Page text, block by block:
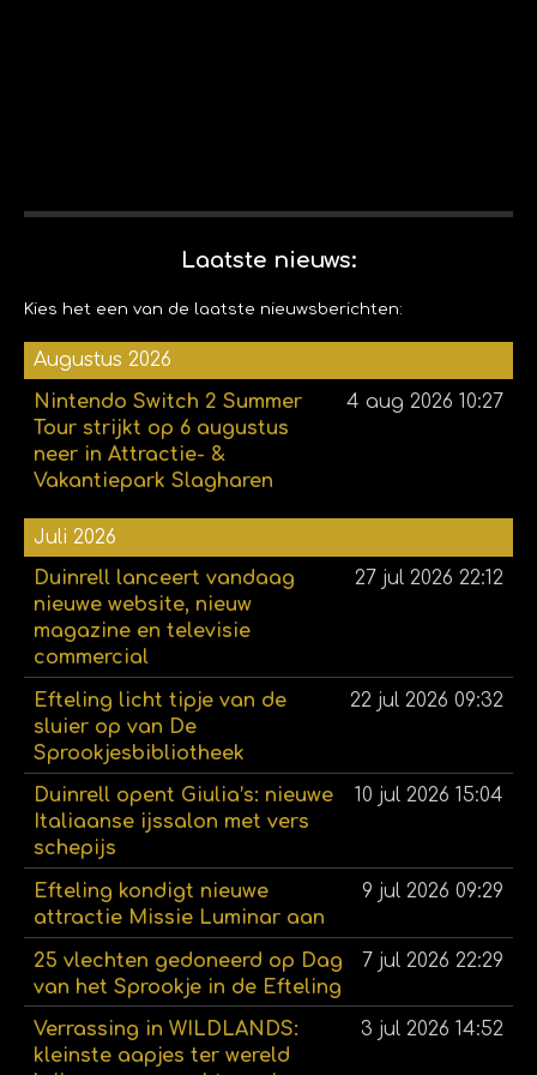
Laatste nieuws:
Kies het een van de laatste nieuwsberichten:
Augustus 2026
Nintendo Switch 2 Summer
Tour strijkt op 6 augustus
neer in Attractie- &
Vakantiepark Slagharen
4 aug 2026 10:27
Juli 2026
Duinrell lanceert vandaag
nieuwe website, nieuw
magazine en televisie
commercial
27 jul 2026 22:12
Efteling licht tipje van de
sluier op van De
Sprookjesbibliotheek
22 jul 2026 09:32
Duinrell opent Giulia’s: nieuwe
Italiaanse ijssalon met vers
schepijs
10 jul 2026 15:04
Efteling kondigt nieuwe
attractie Missie Luminar aan
9 jul 2026 09:29
25 vlechten gedoneerd op Dag
van het Sprookje in de Efteling
7 jul 2026 22:29
Verrassing in WILDLANDS:
kleinste aapjes ter wereld
3 jul 2026 14:52